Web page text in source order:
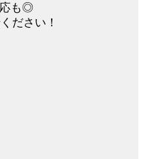
応も◎
ださい！